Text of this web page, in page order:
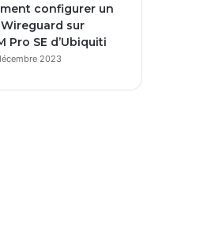
configurer un
Wireguard sur
Pro SE d’Ubiquiti
2023